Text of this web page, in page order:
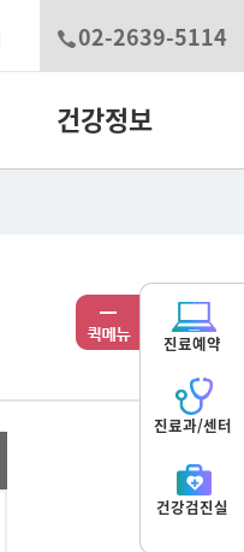
02-2639-5114
건강정보
진료예약
진료과/센터
건강검진실